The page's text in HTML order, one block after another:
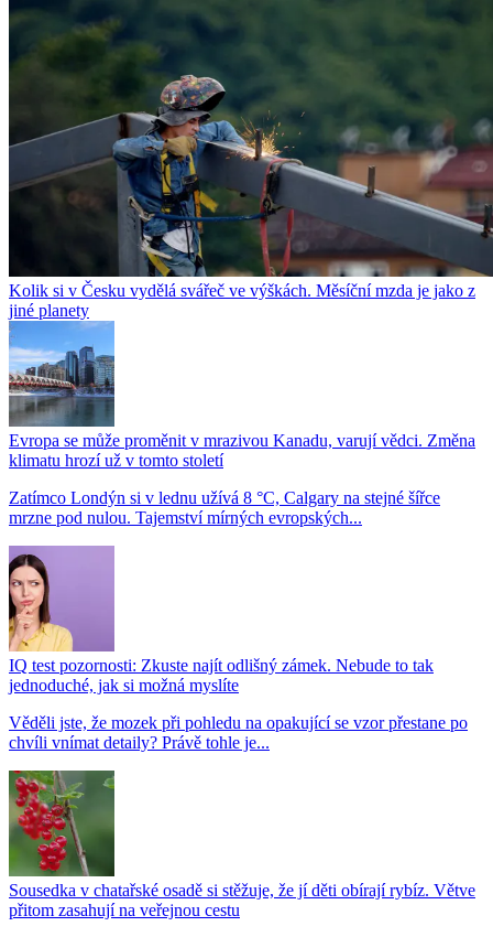
Kolik si v Česku vydělá svářeč ve výškách. Měsíční mzda je jako z
jiné planety
Evropa se může proměnit v mrazivou Kanadu, varují vědci. Změna
klimatu hrozí už v tomto století
Zatímco Londýn si v lednu užívá 8 °C, Calgary na stejné šířce
mrzne pod nulou. Tajemství mírných evropských...
IQ test pozornosti: Zkuste najít odlišný zámek. Nebude to tak
jednoduché, jak si možná myslíte
Věděli jste, že mozek při pohledu na opakující se vzor přestane po
chvíli vnímat detaily? Právě tohle je...
Sousedka v chatařské osadě si stěžuje, že jí děti obírají rybíz. Větve
přitom zasahují na veřejnou cestu